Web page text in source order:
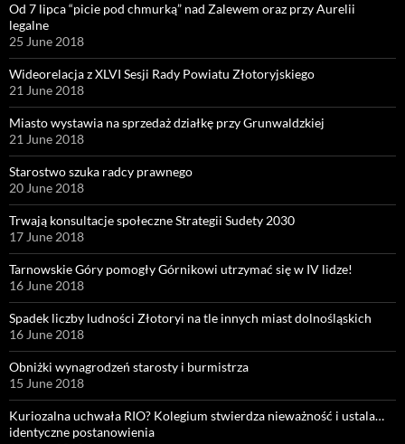
Od 7 lipca “picie pod chmurką” nad Zalewem oraz przy Aurelii
legalne
25 June 2018
Wideorelacja z XLVI Sesji Rady Powiatu Złotoryjskiego
21 June 2018
Miasto wystawia na sprzedaż działkę przy Grunwaldzkiej
21 June 2018
Starostwo szuka radcy prawnego
20 June 2018
Trwają konsultacje społeczne Strategii Sudety 2030
17 June 2018
Tarnowskie Góry pomogły Górnikowi utrzymać się w IV lidze!
16 June 2018
Spadek liczby ludności Złotoryi na tle innych miast dolnośląskich
16 June 2018
Obniżki wynagrodzeń starosty i burmistrza
15 June 2018
Kuriozalna uchwała RIO? Kolegium stwierdza nieważność i ustala…
identyczne postanowienia